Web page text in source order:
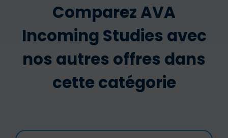
Comparez AVA
Incoming Studies avec
nos autres offres dans
cette catégorie